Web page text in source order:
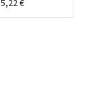
5,22 €